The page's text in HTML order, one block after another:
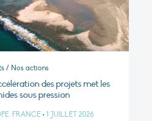
/ Nos actions
des projets met les
sous pression
FRANCE • 1 JUILLET 2026